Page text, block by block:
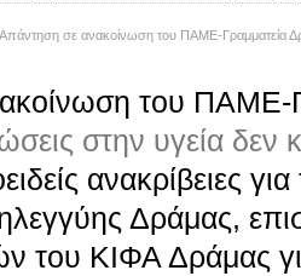
σε ανακοίνωση του ΠΑΜΕ-Γραμματεία
του ΠΑΜΕ-
στην υγεία δεν
ανακρίβειες
Δράμας,
του ΚΙΦΑ Δράμας